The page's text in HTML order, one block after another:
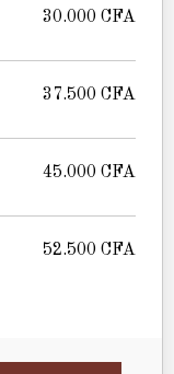
30.000 CFA
37.500 CFA
45.000 CFA
52.500 CFA